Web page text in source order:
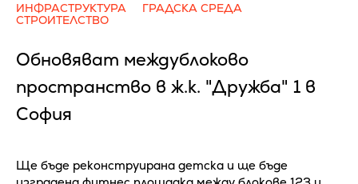
ИНФРАСТРУКТУРА
ГРАДСКА СРЕДА
СТРОИТЕЛСТВО
Обновяват междублоково
пространство в ж.к. "Дружба" 1 в
София
Ще бъде реконструирана детска и ще бъде